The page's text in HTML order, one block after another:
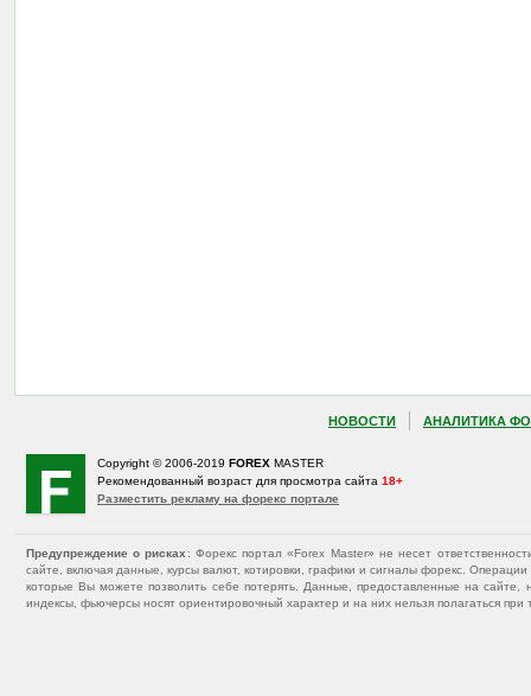
НОВОСТИ АНАЛИТИКА
Copyright © 2006-2019 FOREX MASTER
Рекомендованный возраст для просмотра сайта 18+
Разместить рекламу на форекс портале
Предупреждение о рисках : Форекс портал «Forex Master» не несет
сайте, включая данные, курсы валют, котировки, графики и сигналы форекс.
которые Вы можете позволить себе потерять. Данные, предоставленные на
индексы, фьючерсы носят ориентировочный характер и на них нельзя полагаться при